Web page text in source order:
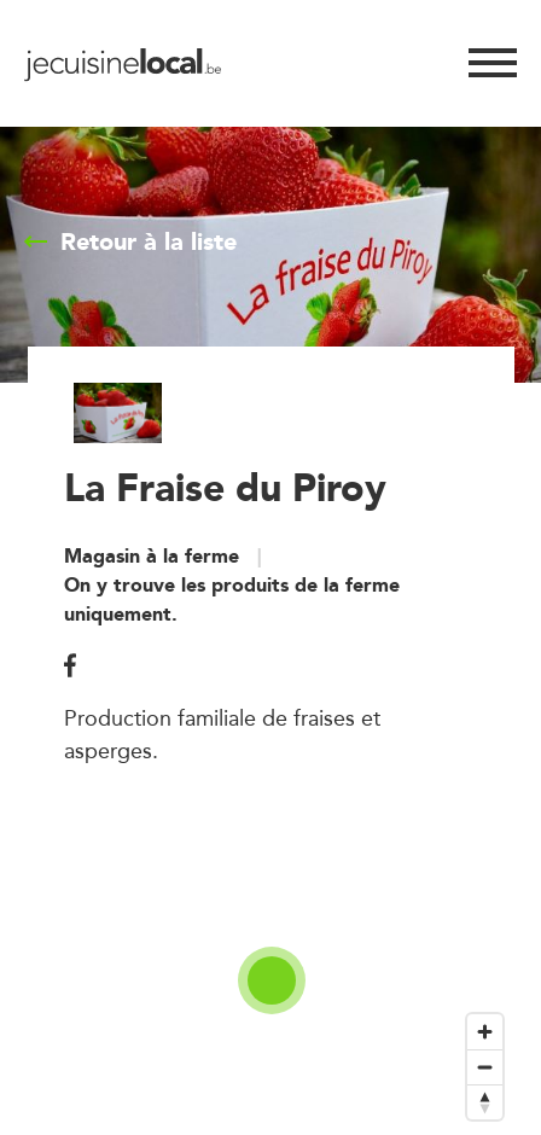
Retour à la liste
La Fraise du Piroy
Magasin à la ferme
On y trouve les produits de la ferme
uniquement.
Production familiale de fraises et
asperges.